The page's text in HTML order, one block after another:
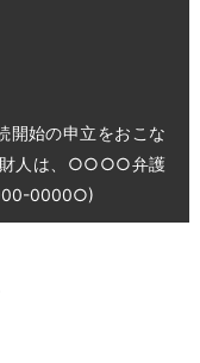
始の申立をおこな
財人は、○○○○弁護
0000○)